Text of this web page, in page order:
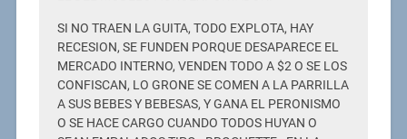
SI NO TRAEN LA GUITA, TODO EXPLOTA, HAY
RECESION, SE FUNDEN PORQUE DESAPARECE EL
MERCADO INTERNO, VENDEN TODO A $2 O SE LOS
CONFISCAN, LO GRONE SE COMEN A LA PARRILLA
A SUS BEBES Y BEBESAS, Y GANA EL PERONISMO
O SE HACE CARGO CUANDO TODOS HUYAN O